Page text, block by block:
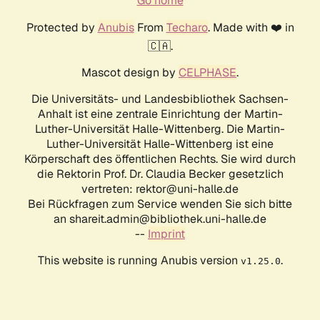
Protected by AnubisFrom Techaro. Made with ❤️ in
🇨🇦.
Mascot design by CELPHASE.
Die Universitäts- und Landesbibliothek Sachsen-
Anhalt ist eine zentrale Einrichtung der Martin-
Luther-Universität Halle-Wittenberg. Die Martin-
Luther-Universität Halle-Wittenberg ist eine
Körperschaft des öffentlichen Rechts. Sie wird durch
die Rektorin Prof. Dr. Claudia Becker gesetzlich
vertreten: rektor@uni-halle.de
Bei Rückfragen zum Service wenden Sie sich bitte
an shareit.admin@bibliothek.uni-halle.de
-- Imprint
This website is running Anubis version v1.25.0.